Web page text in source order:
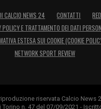
CALCIO NEWS 24 CONTATTI
POLICY E TRATTAMENTO DEI DATI
ESTESA SUI COOKIE (COOKIE
NETWORK SPORT REVIEW
riservata Calcio News
Torino n. 47 del 07/09/2021 -